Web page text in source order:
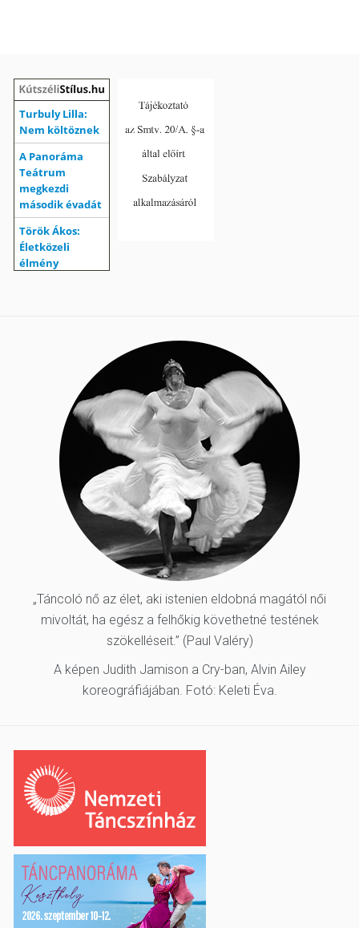
„Táncoló nő az élet, aki istenien eldobná magától női
mivoltát, ha egész a felhőkig követhetné testének
szökelléseit.” (Paul Valéry)
A képen Judith Jamison a Cry-ban, Alvin Ailey
koreográfiájában. Fotó: Keleti Éva.